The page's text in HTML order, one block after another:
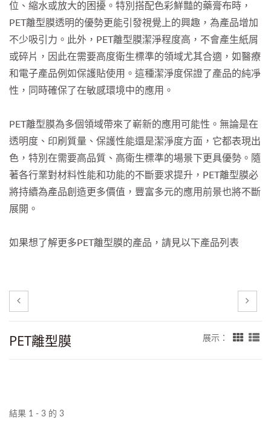
位、縮水或放大的困擾。特別搭配色彩鮮豔的藥膏布時，
PET離型膜透明的優勢更能引發視覺上的興趣，為產品增加
不少吸引力。此外，PET離型膜潔淨程度高，不會產生紙屑
或碎片，因此在需要高度衛生標準的領域尤其合適，如醫療
和電子產品例如保護貼使用。這種潔淨度保證了產品的純凈
性，同時確保了在敏感環境中的應用。
PET離型膜為多個領域帶來了嶄新的應用可能性。無論是在
透明度、印刷質量、保護性能還是潔淨度方面，它都表現出
色，特別在需要高品質、高衛生標準的場景下更具優勢。隨
著各行業對材料性能和功能的不斷要求提升，PET離型膜必
將持續為產品創造更多價值，豐富多元的應用前景也將不斷
展開。
如果想了解更多PET離型膜的產品，請見以下產品列表
PET離型膜 展示：
結果 1 - 3 的 3